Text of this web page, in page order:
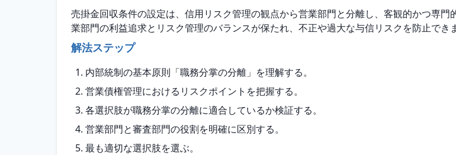
売掛金回収条件の設定は、信用リスク管理の観点から営業部門と分離し、客観的かつ専
業部門の利益追求とリスク管理のバランスが保たれ、不正や過大な与信リスクを防止できま
解法ステップ
内部統制の基本原則「職務分掌の分離」を理解する。
営業債権管理におけるリスクポイントを把握する。
各選択肢が職務分掌の分離に適合しているか検証する。
営業部門と審査部門の役割を明確に区別する。
最も適切な選択肢を選ぶ。